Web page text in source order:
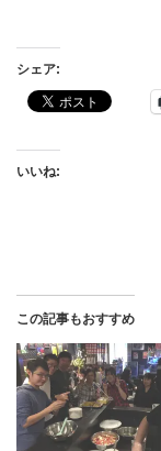
シェア:
いいね:
この記事もおすすめ